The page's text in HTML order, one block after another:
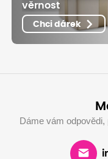
věrnost
Chci dárek
Dáme vám